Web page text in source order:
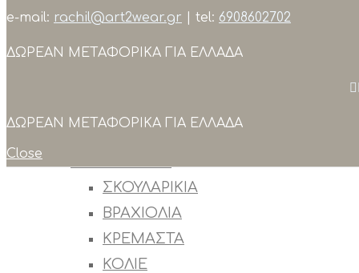
Search
ΣΥΛΛΟΓΕΣ
ΣΚΟΥΛΑΡΙΚΙΑ
ΒΡΑΧΙΟΛΙΑ
ΚΡΕΜΑΣΤΑ
ΚΟΛΙΕ
e-mail: rachil@art2wear.gr | tel: 6908602702
ΔΩΡΕΑΝ ΜΕΤΑΦΟΡΙΚΑ ΓΙΑ ΕΛΛΑΔΑ
ΔΩΡΕΑΝ ΜΕΤΑΦΟΡΙΚΑ ΓΙΑ ΕΛΛΑΔΑ
Close